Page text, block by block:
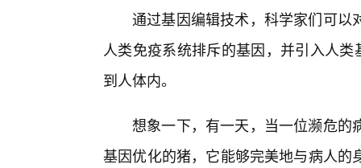
通过基因编辑技术，科学家们可以
人类免疫系统排斥的基因，并引入人
到人体内。
想象一下，有一天，当一位濒危的
基因优化的猪，它能够完美地与病人